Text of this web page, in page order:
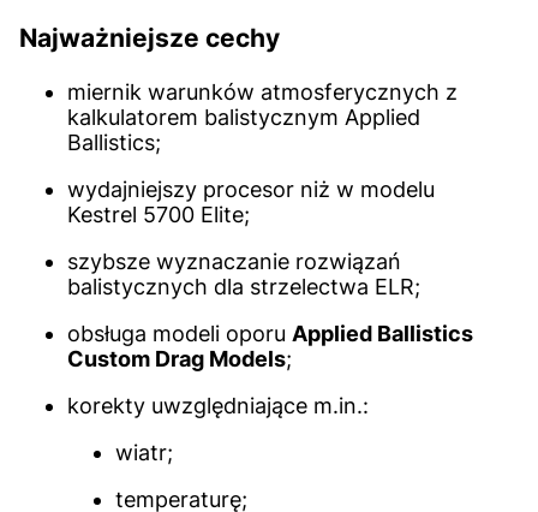
Najważniejsze cechy
miernik warunków atmosferycznych z
kalkulatorem balistycznym Applied
Ballistics;
wydajniejszy procesor niż w modelu
Kestrel 5700 Elite;
szybsze wyznaczanie rozwiązań
balistycznych dla strzelectwa ELR;
obsługa modeli oporu Applied Ballistics
Custom Drag Models;
korekty uwzględniające m.in.:
wiatr;
temperaturę;